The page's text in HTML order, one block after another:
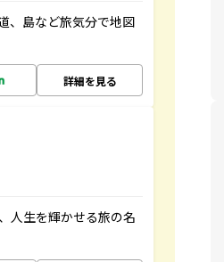
、島など旅気分で地図
詳細を見る
人生を輝かせる旅の名